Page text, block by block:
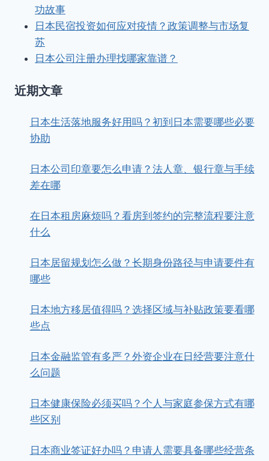
功故事
日本民宿投资如何应对疫情？政策调整与市场复
苏
日本公司注册办理找哪家靠谱？
近期文章
日本生活落地服务好用吗？初到日本需要哪些必要
协助
日本公司印章要怎么申请？法人章、银行章与手续
差在哪
在日本租房麻烦吗？看房到签约的完整流程要注意
什么
日本居留规划怎么做？长期身份路径与申请要件有
哪些
日本地方移居值得吗？选择区域与补贴政策要看哪
些点
日本金融监管有多严？外资企业在日经营要注意什
么问题
日本健康保险必须买吗？个人与家庭参保方式有哪
些区别
日本商业签证好办吗？申请人需要具备哪些经营条